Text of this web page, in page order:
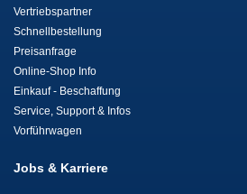
Vertriebspartner
Schnellbestellung
Preisanfrage
Online-Shop Info
Einkauf - Beschaffung
Service, Support & Infos
Vorführwagen
Jobs & Karriere